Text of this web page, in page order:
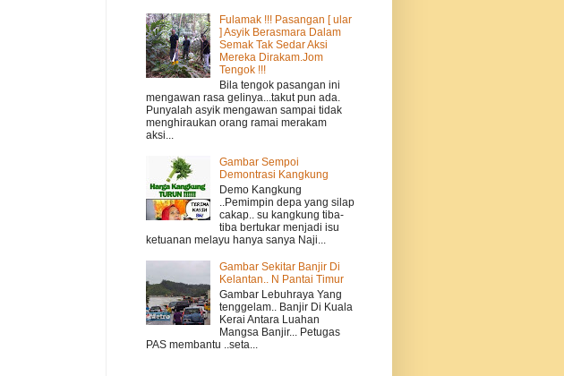
Fulamak !!! Pasangan [ ular
] Asyik Berasmara Dalam
Semak Tak Sedar Aksi
Mereka Dirakam.Jom
Tengok !!!
Bila tengok pasangan ini
mengawan rasa gelinya...takut pun ada.
Punyalah asyik mengawan sampai tidak
menghiraukan orang ramai merakam
aksi...
Gambar Sempoi
Demontrasi Kangkung
Demo Kangkung
..Pemimpin depa yang silap
cakap.. su kangkung tiba-
tiba bertukar menjadi isu
ketuanan melayu hanya sanya Naji...
Gambar Sekitar Banjir Di
Kelantan.. N Pantai Timur
Gambar Lebuhraya Yang
tenggelam.. Banjir Di Kuala
Kerai Antara Luahan
Mangsa Banjir... Petugas
PAS membantu ..seta...